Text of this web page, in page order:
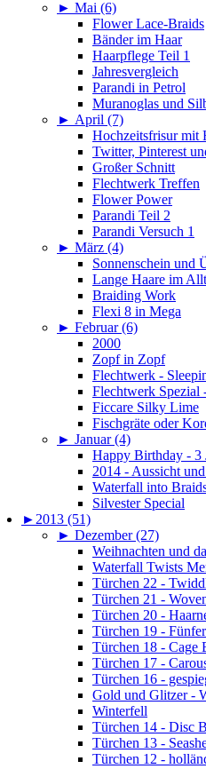
► Mai (6)
Flower Lace-Braids
Bänder im Haar
Haarpflege Teil 1
Jahresvergleich
Parandi in Petrol
Muranoglas und
► April (7)
Hochzeitsfrisur mit
Twitter, Pinterest
Großer Schnitt
Flechtwerk Treffen
Flower Power
Parandi Teil 2
Parandi Versuch 1
► März (4)
Sonnenschein und
Lange Haare im
Braiding Work
Flexi 8 in Mega
► Februar (6)
2000
Zopf in Zopf
Flechtwerk -
Flechtwerk Spezial
Ficcare Silky Lime
Fischgräte oder
► Januar (4)
Happy Birthday - 3
2014 - Aussicht
Waterfall into
Silvester Special
► 2013 (51)
► Dezember (27)
Weihnachten und
Waterfall Twists
Türchen 22 -
Türchen 21 -
Türchen 20 -
Türchen 19 -
Türchen 18 - Cage
Türchen 17 -
Türchen 16 -
Gold und Glitzer -
Winterfell
Türchen 14 - Disc
Türchen 13 -
Türchen 12 -